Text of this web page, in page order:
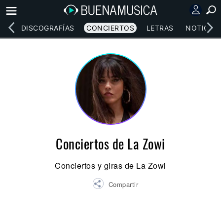
DISCOGRAFÍAS CONCIERTOS LETRAS NOTICIAS
Conciertos de La Zowi
Conciertos y giras de La Zowi
Compartir